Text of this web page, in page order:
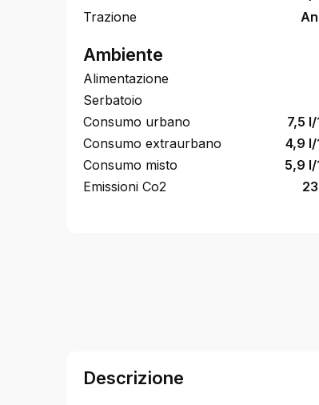
Trazione
Ambiente
Alimentazione
Serbatoio
Consumo urbano
7,5
Consumo extraurbano
4,9 l/
Consumo misto
5,9 l/
Emissioni Co2
Descrizione